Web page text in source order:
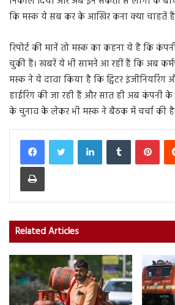
कि मस्क ये सब कर के आखिर कना क्या चाहतें
रिपोर्ट की मानें तो मस्क का कहना ये है कि
चुकी हैं। खबरें ये भी सामने आ रहीं हैं कि अब
मस्क ने ये दावा किया है कि ट्विटर
हाईरिंग की जा रही हैं और सात ही अब कंपनी के
के चुनाव के लेकर भी मस्क ने बैठक में चर्चा की
LinkedInTumblr
Print
Related Articles